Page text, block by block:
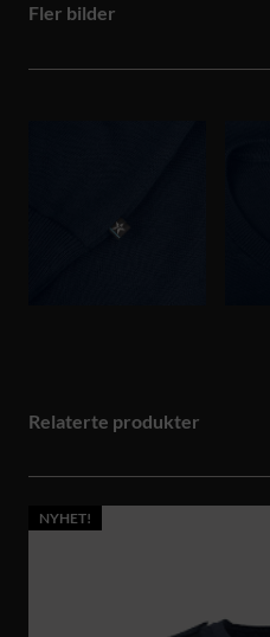
Fler bilder
Relaterte produkter
NYHET!